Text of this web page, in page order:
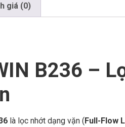
giá (0)
B236 –
là lọc nhớt dạng vặn (Full-Flow